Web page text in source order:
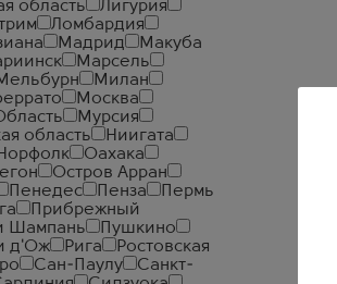
область
Лигурия
Ломбардия
Мадрид
Макуба
Марсель
Милан
Москва
Мурсия
область
Ниигата
Норфолк
Оахака
Остров Арран
Пенедес Пенза
Пермь
Прибрежный
Шампань
Пушкино
д'Ож Рига
Ростовская
Сан-Паулу
Санкт-